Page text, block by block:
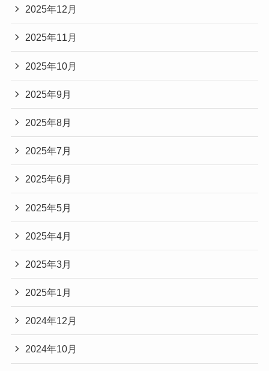
2025年12月
2025年11月
2025年10月
2025年9月
2025年8月
2025年7月
2025年6月
2025年5月
2025年4月
2025年3月
2025年1月
2024年12月
2024年10月